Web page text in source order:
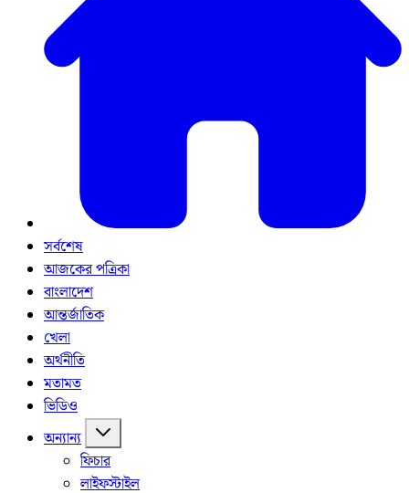
সর্বশেষ
আজকের পত্রিকা
বাংলাদেশ
আন্তর্জাতিক
খেলা
অর্থনীতি
মতামত
ভিডিও
অন্যান্য
ফিচার
লাইফস্টাইল